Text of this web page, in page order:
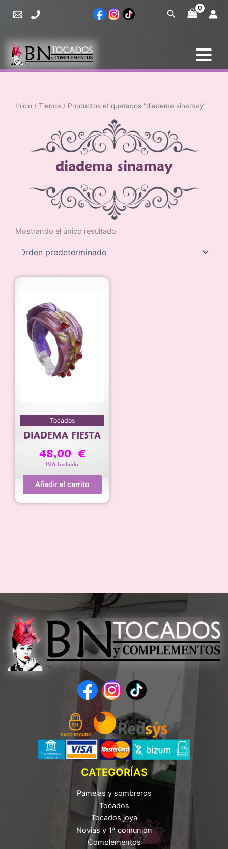
Buscar
Inicio / Tienda / Productos etiquetados “diadema sinamay”
diadema sinamay
Mostrando el único resultado
Tocados
DIADEMA FIESTA
48,00 €
IVA Incluido
Añadir al carrito
CATEGORÍAS
Pamelas y sombreros
Tocados
Tocados joya
Novias y 1ª comunión
Complementos